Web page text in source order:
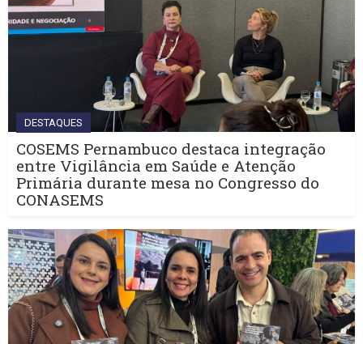
DESTAQUES
COSEMS Pernambuco destaca integração
entre Vigilância em Saúde e Atenção
Primária durante mesa no Congresso do
CONASEMS